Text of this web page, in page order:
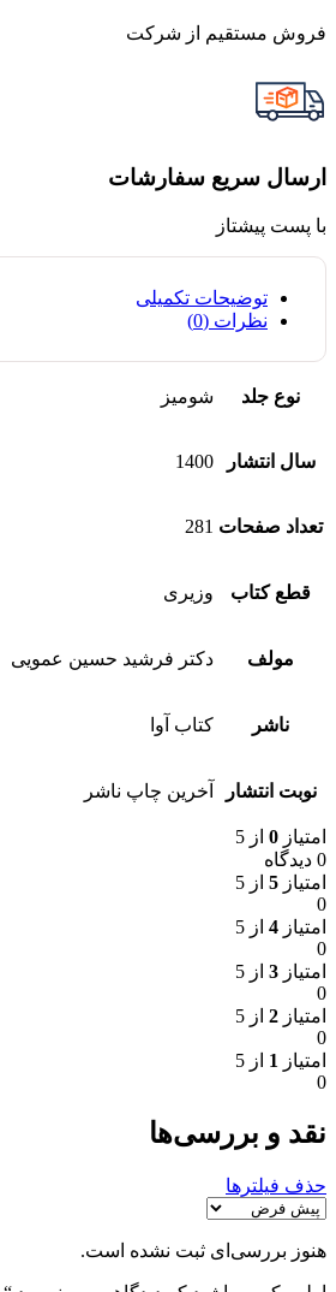
فروش مستقیم از شرکت
ارسال سریع سفارشات
با پست پیشتاز
توضیحات تکمیلی
نظرات (0)
نوع جلد شومیز
سال انتشار 1400
تعداد صفحات 281
قطع کتاب وزیری
مولف دکتر فرشید حسین عمویی
ناشر کتاب آوا
نوبت انتشار آخرین چاپ ناشر
امتیاز 0 از 5
0 دیدگاه
امتیاز 5 از 5
0
امتیاز 4 از 5
0
امتیاز 3 از 5
0
امتیاز 2 از 5
0
امتیاز 1 از 5
0
نقد و بررسی‌ها
حذف فیلترها
هنوز بررسی‌ای ثبت نشده است.